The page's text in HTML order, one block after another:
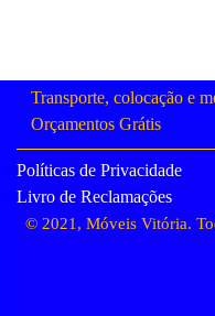
Transporte, colocação e
Orçamentos Grátis
Políticas de Privacidade
Livro de Reclamações
© 2021, Móveis Vitória.